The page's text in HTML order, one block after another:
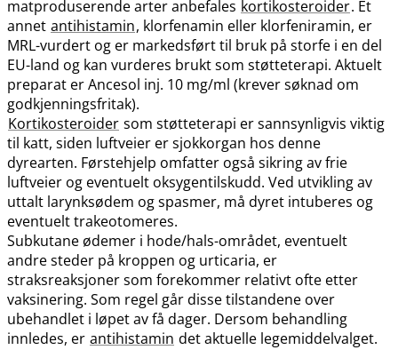
matproduserende arter anbefales kortikosteroider. Et
annet antihistamin, klorfenamin eller klorfeniramin, er
MRL-vurdert og er markedsført til bruk på storfe i en del
EU-land og kan vurderes brukt som støtteterapi. Aktuelt
preparat er Ancesol inj. 10 mg/ml (krever søknad om
godkjenningsfritak).
Kortikosteroider som støtteterapi er sannsynligvis viktig
til katt, siden luftveier er sjokkorgan hos denne
dyrearten. Førstehjelp omfatter også sikring av frie
luftveier og eventuelt oksygentilskudd. Ved utvikling av
uttalt larynksødem og spasmer, må dyret intuberes og
eventuelt trakeotomeres.
Subkutane ødemer i hode​/​hals-området, eventuelt
andre steder på kroppen og urticaria, er
straksreaksjoner som forekommer relativt ofte etter
vaksinering. Som regel går disse tilstandene over
ubehandlet i løpet av få dager. Dersom behandling
innledes, er antihistamin det aktuelle legemiddelvalget.